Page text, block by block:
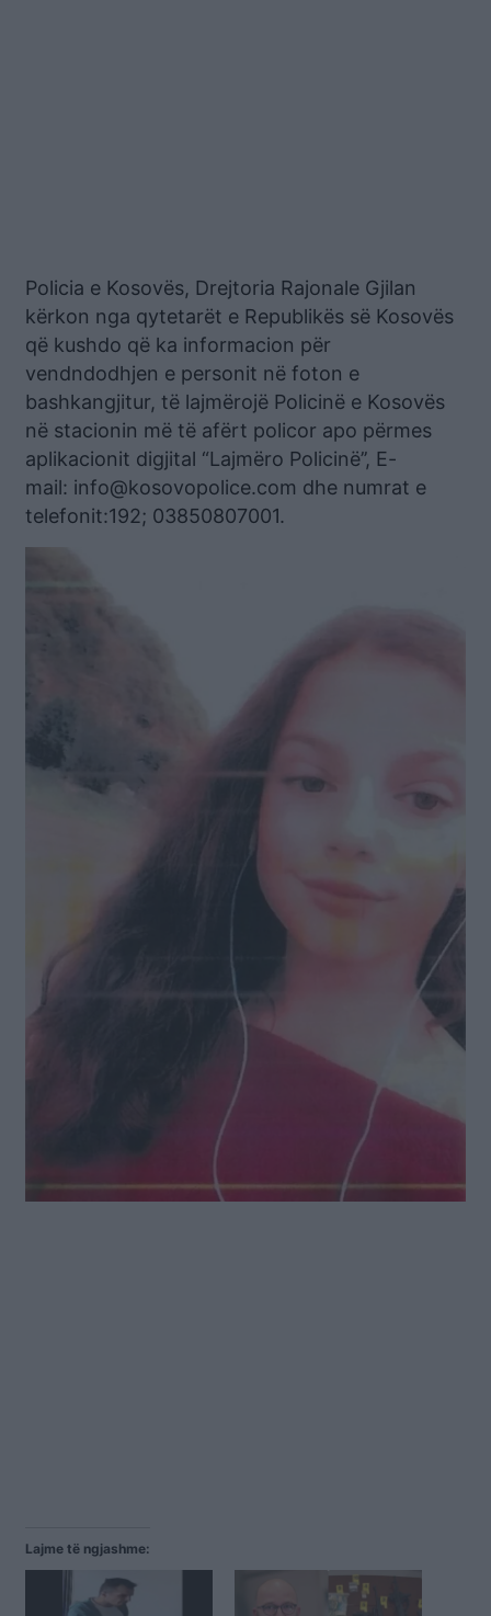
Policia e Kosovës, Drejtoria Rajonale Gjilan
kërkon nga qytetarët e Republikës së Kosovës
që kushdo që ka informacion për
vendndodhjen e personit në foton e
bashkangjitur, të lajmërojë Policinë e Kosovës
në stacionin më të afërt policor apo përmes
aplikacionit digjital “Lajmëro Policinë’’, E-
mail: info@kosovopolice.com dhe numrat e
telefonit:192; 03850807001.
Lajme të ngjashme: